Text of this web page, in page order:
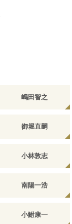
嶋田智之
御堀直嗣
小林敦志
南陽一浩
小鮒康一